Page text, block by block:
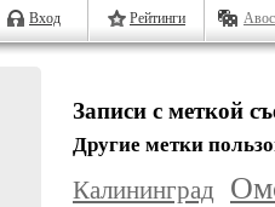
Вход Рейтинги
Записи с меткой
Другие метки
Калининград